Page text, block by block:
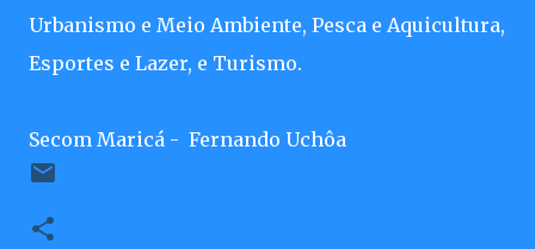
Urbanismo e Meio Ambiente, Pesca e Aquicultura,
Esportes e Lazer, e Turismo.
Secom Maricá - Fernando Uchôa